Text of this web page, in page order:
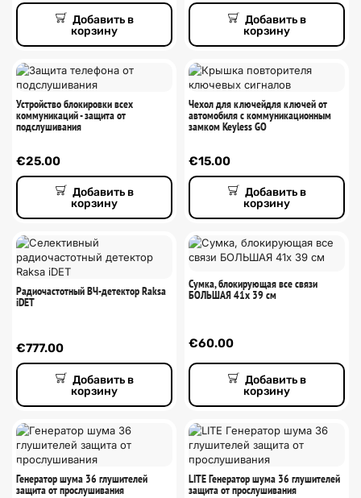
Добавить в
корзину
Добавить в
корзину
Устройство блокировки всех
коммуникаций - защита от
подслушивания
€25.00
Добавить в
корзину
Чехол для ключейдля ключей от
автомобиля с коммуникационным
замком Keyless GO
€15.00
Добавить в
корзину
Радиочастотный ВЧ-детектор Raksa
iDET
€777.00
Добавить в
корзину
Сумка, блокирующая все связи
БОЛЬШАЯ 41x 39 см
€60.00
Добавить в
корзину
Генератор шума 36 глушителей
защита от прослушивания
LITE Генератор шума 36 глушителей
защита от прослушивания